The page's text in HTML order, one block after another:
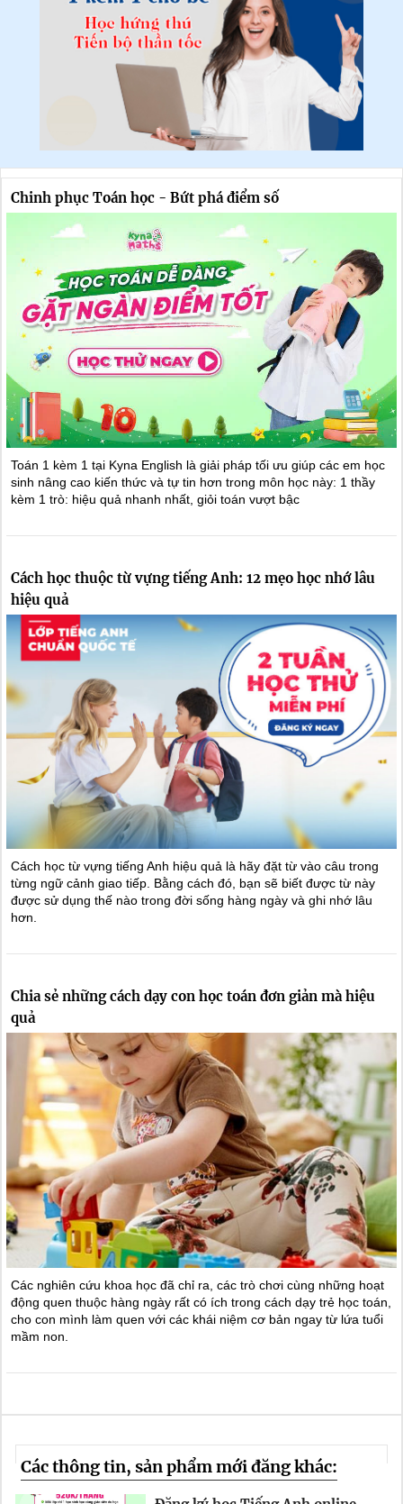
Chinh phục Toán học - Bứt phá điểm số
Toán 1 kèm 1 tại Kyna English là giải pháp tối ưu giúp các em học
sinh nâng cao kiến thức và tự tin hơn trong môn học này: 1 thầy
kèm 1 trò: hiệu quả nhanh nhất, giỏi toán vượt bậc
Cách học thuộc từ vựng tiếng Anh: 12 mẹo học nhớ lâu
hiệu quả
Cách học từ vựng tiếng Anh hiệu quả là hãy đặt từ vào câu trong
từng ngữ cảnh giao tiếp. Bằng cách đó, bạn sẽ biết được từ này
được sử dụng thế nào trong đời sống hàng ngày và ghi nhớ lâu
hơn.
Chia sẻ những cách dạy con học toán đơn giản mà hiệu
quả
Các nghiên cứu khoa học đã chỉ ra, các trò chơi cùng những hoạt
động quen thuộc hàng ngày rất có ích trong cách dạy trẻ học toán,
cho con mình làm quen với các khái niệm cơ bản ngay từ lứa tuổi
mầm non.
Các thông tin, sản phẩm mới đăng khác: